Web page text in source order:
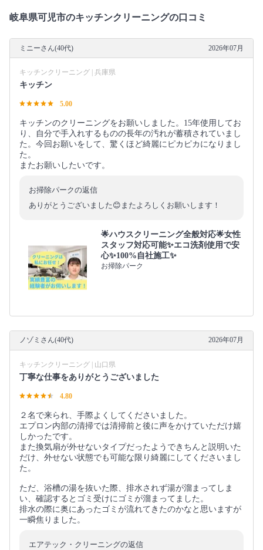
岐阜県可児市のキッチンクリーニングの口コミ
ミニーさん(40代) 2026年07月
キッチンクリーニング | 兵庫県
キッチン
5.00
キッチンのクリーニングをお願いしました。15年使用してお
り、自分で手入れするものの長年の汚れが蓄積されていまし
た。今回お願いをして、驚くほど綺麗にピカピカになりまし
た。
またお願いしたいです。
お掃除パークの返信
ありがとうございました😊またよろしくお願いします！
🌟ハウスクリーニング全般対応🌟女性
スタッフ対応可能✨エコ洗剤使用で安
心✨100%自社施工✨
お掃除パーク
ノゾミさん(40代) 2026年07月
キッチンクリーニング | 山口県
丁寧な仕事をありがとうございました
4.80
２名で来られ、手際よくしてくださいました。
エプロン内部の清掃では清掃前と後に声をかけていただけ嬉
しかったです。
また換気扇が外せないタイプだったようできちんと説明いた
だけ、外せない状態でも可能な限り綺麗にしてくださいまし
た。
ただ、浴槽の湯を抜いた際、排水されず湯が溜まってしま
い、確認するとゴミ受けにゴミが溜まってました。
排水の際に奥にあったゴミが流れてきたのかなと思いますが
一瞬焦りました。
エアテック・クリーニングの返信